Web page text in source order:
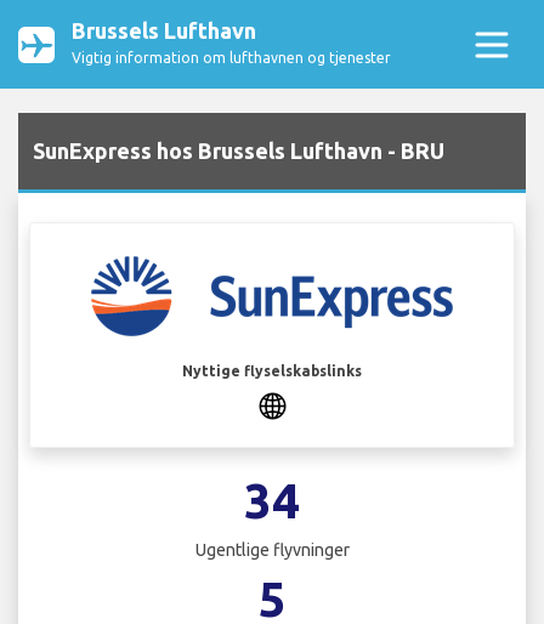
Brussels Lufthavn
Vigtig information om lufthavnen og tjenester
SunExpress hos Brussels Lufthavn - BRU
Nyttige flyselskabslinks
34
Ugentlige flyvninger
5